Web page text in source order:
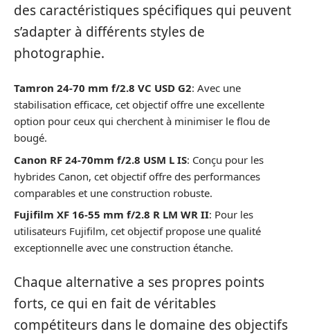
des caractéristiques spécifiques qui peuvent
s’adapter à différents styles de
photographie.
Tamron 24-70 mm f/2.8 VC USD G2: Avec une
stabilisation efficace, cet objectif offre une excellente
option pour ceux qui cherchent à minimiser le flou de
bougé.
Canon RF 24-70mm f/2.8 USM L IS: Conçu pour les
hybrides Canon, cet objectif offre des performances
comparables et une construction robuste.
Fujifilm XF 16-55 mm f/2.8 R LM WR II: Pour les
utilisateurs Fujifilm, cet objectif propose une qualité
exceptionnelle avec une construction étanche.
Chaque alternative a ses propres points
forts, ce qui en fait de véritables
compétiteurs dans le domaine des objectifs